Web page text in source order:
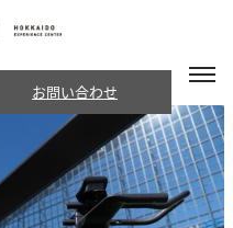
お問い合わせ